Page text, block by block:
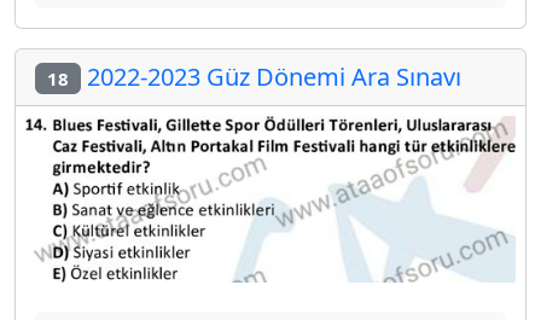
18 2022-2023 Güz Dönemi Ara Sınavı